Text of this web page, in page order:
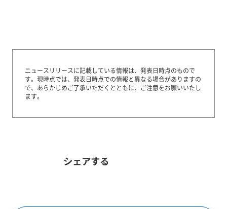
ニュースリリースに記載している情報は、発表日時点のもので
す。 現時点では、発表日時点での情報と異なる場合がありますの
で、あらかじめご了承いただくとともに、ご注意をお願いいたし
ます。
シェアする